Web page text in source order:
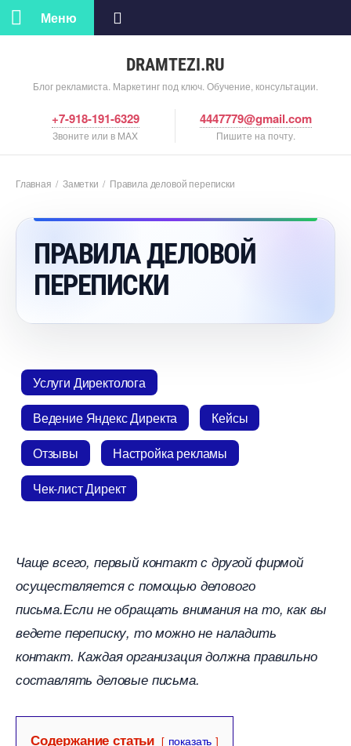
DRAMTEZI.RU
Блог рекламиста. Маркетинг под ключ. Обучение, консультации.
Меню
+7-918-191-6329
Звоните или в MAX
4447779@gmail.com
Пишите на почту.
Главная / Заметки / Правила деловой переписки
ПРАВИЛА ДЕЛОВОЙ
ПЕРЕПИСКИ
Услуги Директолога
едение Яндекс Директа
Кейсы
Отзывы
Настройка рекламы
Чек-лист Директ
Чаще всего, первый контакт с другой фирмой
осуществляется с помощью делового
письма.Если не обращать внимания на то, как вы
едете переписку, то можно не наладить
контакт. Каждая организация должна правильно
составлять деловые письма.
Содержание статьи показать